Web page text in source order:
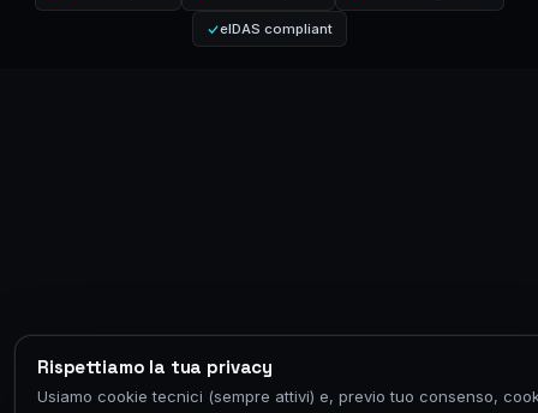
Rispettiamo la tua privacy
Usiamo cookie tecnici (sempre attivi) e, previo tuo consenso,
eIDAS compliant